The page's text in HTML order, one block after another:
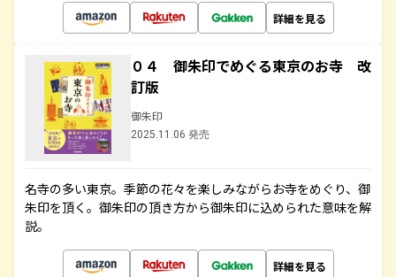
詳細を見る
０４ 御朱印でめぐる東京のお寺 改
訂版
御朱印
2025.11.06 発売
名寺の多い東京。季節の花々を楽しみながらお寺をめぐり、御
朱印を頂く。御朱印の頂き方から御朱印に込められた意味を解
説。
詳細を見る